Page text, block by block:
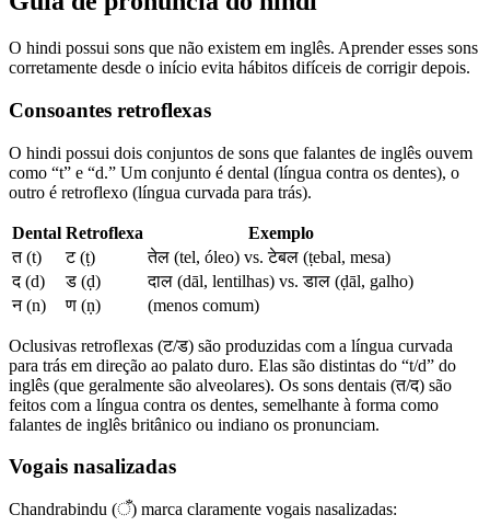
O hindi possui sons que não existem em inglês. Aprender esses sons
corretamente desde o início evita hábitos difíceis de corrigir depois.
Consoantes retroflexas
O hindi possui dois conjuntos de sons que falantes de inglês ouvem
como “t” e “d.” Um conjunto é dental (língua contra os dentes), o
outro é retroflexo (língua curvada para trás).
Dental Retroflexa
Exemplo
त (t)
ट (ṭ)
तेल (tel, óleo) vs. टेबल (ṭebal, mesa)
द (d)
ड (ḍ)
दाल (dāl, lentilhas) vs. डाल (ḍāl, galho)
न (n)
ण (ṇ) (menos comum)
Oclusivas retroflexas (ट/ड) são produzidas com a língua curvada
para trás em direção ao palato duro. Elas são distintas do “t/d” do
inglês (que geralmente são alveolares). Os sons dentais (त/द) são
feitos com a língua contra os dentes, semelhante à forma como
falantes de inglês britânico ou indiano os pronunciam.
Vogais nasalizadas
Chandrabindu (ँ) marca claramente vogais nasalizadas: